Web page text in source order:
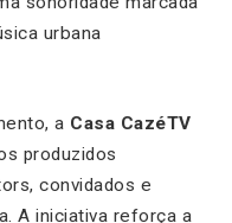
urbana
a Casa CazéTV
produzidos
convidados e
A iniciativa reforça a